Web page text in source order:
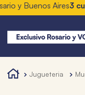
Aires3 cuotas
jugueteria
Términos más
1.
hot wheels
3